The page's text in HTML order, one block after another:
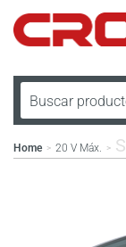
Home > 20 V Máx. >